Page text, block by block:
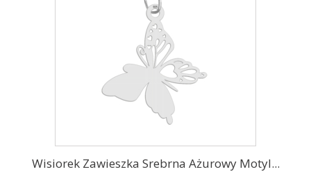
Wisiorek Zawieszka Srebrna Ażurowy Motyl...